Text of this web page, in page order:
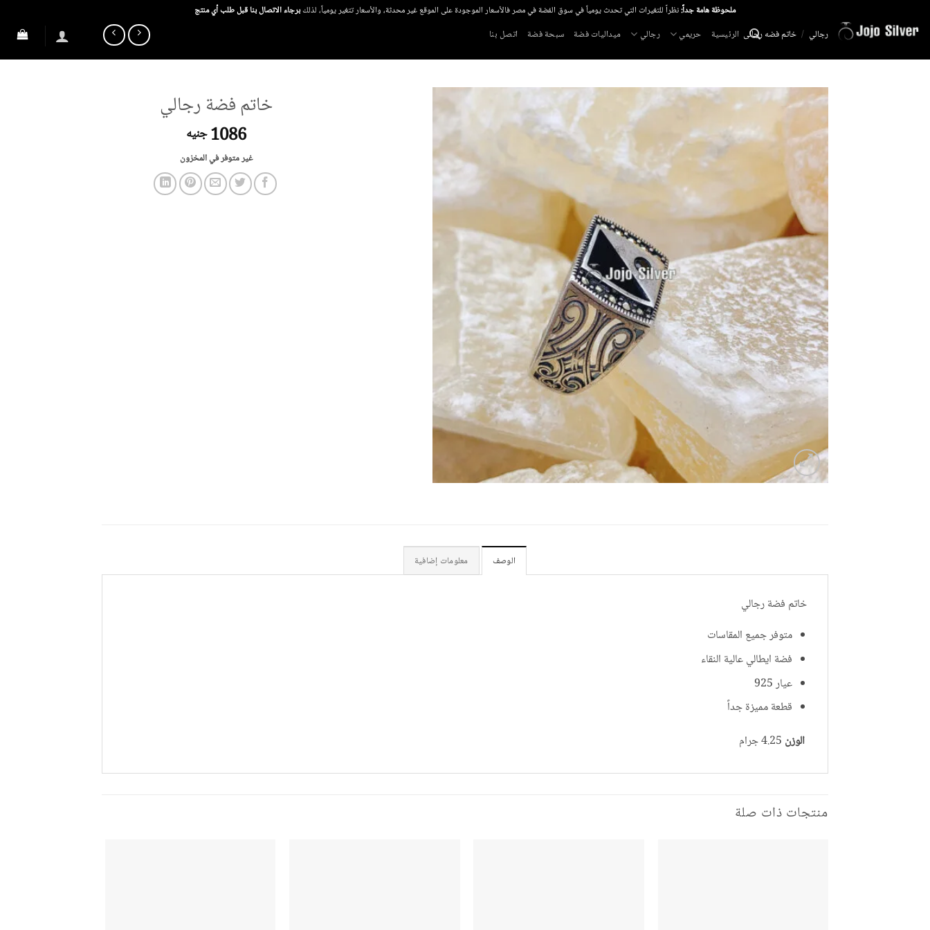
للمحتوى
ملحوظة هامة جداً:نظراً للتغيرات التي تحدث يومياً في سوق الفضة في مصر فالأسعار الموجودة على الموقع غير محدثة، والأسعار تتغير يومياً، لذلكبرجاء الاتصال بنا قبل طلب أي منتج
الرئيسية حريمي رجالي ميداليات فضة سبحة فضة اتصل بنا رجالي / خاتم فضه رجالى
خاتم فضة رجالي
1086 جنيه
غير متوفر في المخزون
الوصف معلومات إضافية
خاتم فضة رجالي
متوفر جميع المقاسات
فضة ايطالي عالية النقاء
عيار 925
قطعة مميزة جداً
الوزن 4.25 جرام
منتجات ذات صلة